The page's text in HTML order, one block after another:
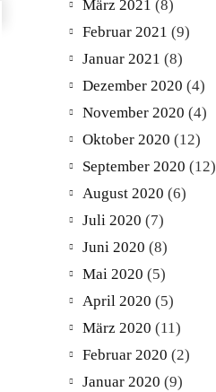
März 2021 (8)
Februar 2021 (9)
Januar 2021 (8)
Dezember 2020 (4)
November 2020 (4)
Oktober 2020 (12)
September 2020 (12)
August 2020 (6)
Juli 2020 (7)
Juni 2020 (8)
Mai 2020 (5)
April 2020 (5)
März 2020 (11)
Februar 2020 (2)
Januar 2020 (9)